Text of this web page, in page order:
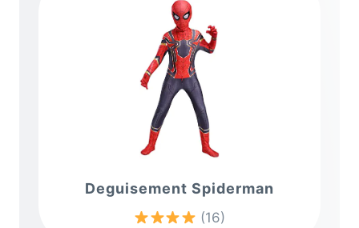
Deguisement Spiderman
(16)